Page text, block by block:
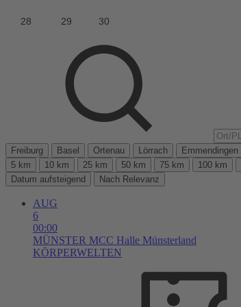
Freiburg
Basel Ortenau Lörrach Emmendingen
5 km
10 km 25 km 50 km 75 km 100 km
Datum aufsteigend
Nach Relevanz
AUG
6
00:00
MÜNSTER MCC Halle Münsterland
KÖRPERWELTEN